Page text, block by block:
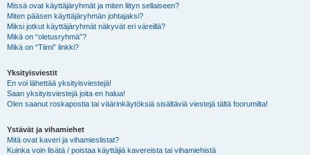
Missä ovat käyttäjäryhmät ja miten liityn sellaiseen?
Miten pääsen käyttäjäryhmän johtajaksi?
Miksi jotkut käyttäjäryhmät näkyvät eri väreillä?
Mikä on “oletusryhmä”?
Mikä on “Tiimi” linkki?
Yksityisviestit
En voi lähettää yksityisviestejä!
Saan yksityisviestejä joita en halua!
Olen saanut roskapostia tai väärinkäytöksiä sisältäviä viestejä tältä foorumilta!
Ystävät ja vihamiehet
Mitä ovat kaveri ja vihamieslistat?
Kuinka voin lisätä / poistaa käyttäjiä kavereista tai vihamiehistä